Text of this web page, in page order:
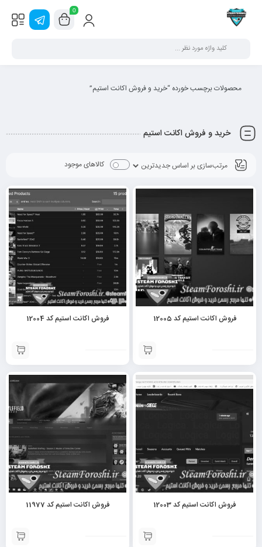
0
محصولات برچسب خورده “خريد و فروش اکانت استیم”
خريد و فروش اکانت استیم
کالاهای موجود
فروش اکانت استیم کد 12005 فروش اکانت استیم کد 12004
فروش اکانت استیم کد 12003 فروش اکانت استیم کد 11977